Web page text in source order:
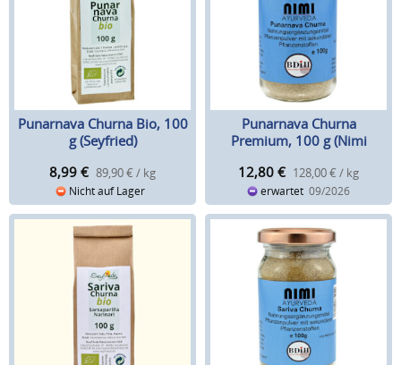
Punarnava Churna Bio, 100
g (Seyfried)
8,99 € 89,90 € / kg
Nicht auf Lager
Punarnava Churna
Premium, 100 g (Nimi
12,80 € 128,00 € / kg
erwartet 09/2026